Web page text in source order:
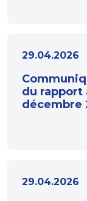
29.04.2026
du rapport
décembre
29.04.2026